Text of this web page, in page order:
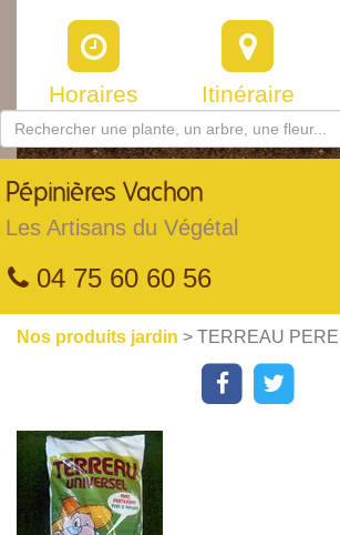
Horaires Itinéraire
Pépinières Vachon
Les Artisans du Végétal
04 75 60 60 56
Nos produits jardin > TERREAU